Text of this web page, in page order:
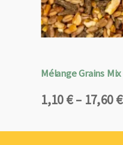
Mélange Grains Mix
1,10€– 17,60€
Plage
prix :